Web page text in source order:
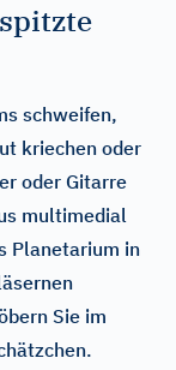
schweifen,
kriechen oder
oder Gitarre
multimedial
Planetarium in
Sie im